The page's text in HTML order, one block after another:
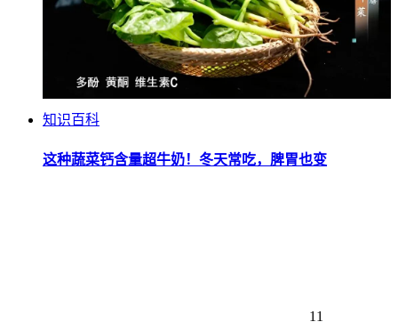
知识百科
这种蔬菜钙含量超牛奶！冬天常吃，脾胃也变
11